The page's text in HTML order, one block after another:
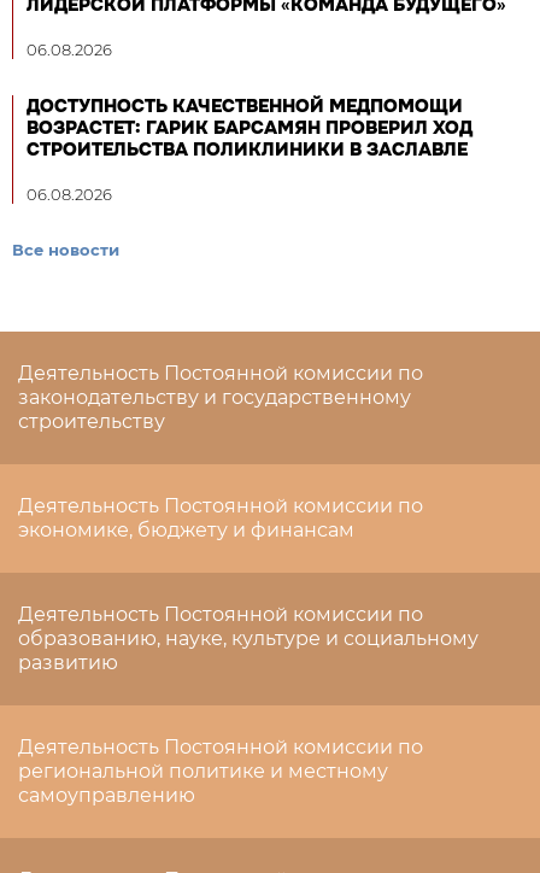
06.08.2026
ДОСТУПНОСТЬ КАЧЕСТВЕННОЙ МЕДПОМОЩИ
ВОЗРАСТЕТ: ГАРИК БАРСАМЯН ПРОВЕРИЛ ХОД
СТРОИТЕЛЬСТВА ПОЛИКЛИНИКИ В ЗАСЛАВЛЕ
06.08.2026
Все новости
Деятельность Постоянной комиссии по
законодательству и государственному
строительству
Деятельность Постоянной комиссии по
экономике, бюджету и финансам
Деятельность Постоянной комиссии по
образованию, науке, культуре и социальному
развитию
Деятельность Постоянной комиссии по
региональной политике и местному
самоуправлению